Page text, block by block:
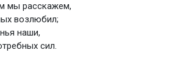
мы расскажем,
возлюбил;
наши,
сил.